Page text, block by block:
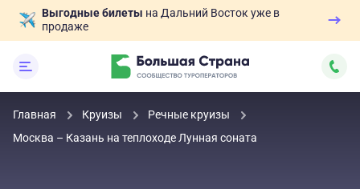
Выгодные билеты на Дальний Восток уже в
продаже
Главная Круизы
Речные круизы
Москва – Казань на теплоходе Лунная соната